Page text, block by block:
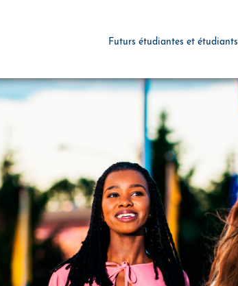
Futurs étudiantes et étudiants